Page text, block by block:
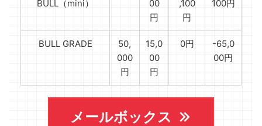
BULL（mini）
00
円
,100
円
100円
BULL GRADE
50,
000
円
15,0
00
円
0円
-65,0
00円
メールボックス